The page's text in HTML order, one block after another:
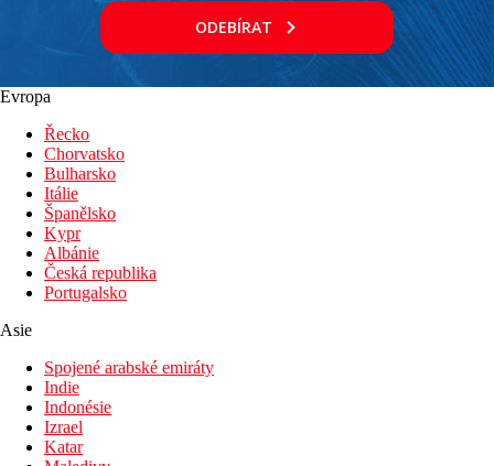
Lehátka a slunečníky na pláži zdarma
Hotel přímo u pláže
Fotogalerie
ODEBÍRAT
Evropa
Řecko
Chorvatsko
Bulharsko
Itálie
Španělsko
Kypr
Albánie
Česká republika
Portugalsko
Asie
Spojené arabské emiráty
Indie
Indonésie
Izrael
Katar